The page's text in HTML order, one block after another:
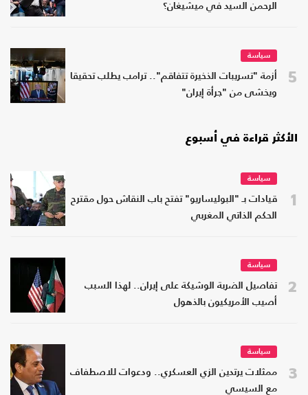
الرحمن السيد في ميشيغان؟
5
سياسة
أزمة "تسريبات الذخيرة تتفاقم".. ترامب يطلب تحقيقا
ويخشى من "جرأة إيران"
الأكثر قراءة في أسبوع
1
سياسة
قيادات بـ "البوليساريو" تفتح باب النقاش حول مقترح
الحكم الذاتي المغربي
2
سياسة
تفاصيل الضربة الوشيكة على إيران.. لهذا السبب
أصيب الأمريكيون بالذهول
3
سياسة
ممثلات يرتدين الزي العسكري.. ودعوات للاصطفاف
مع السيسي